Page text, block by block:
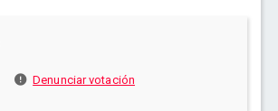
Denunciar votación